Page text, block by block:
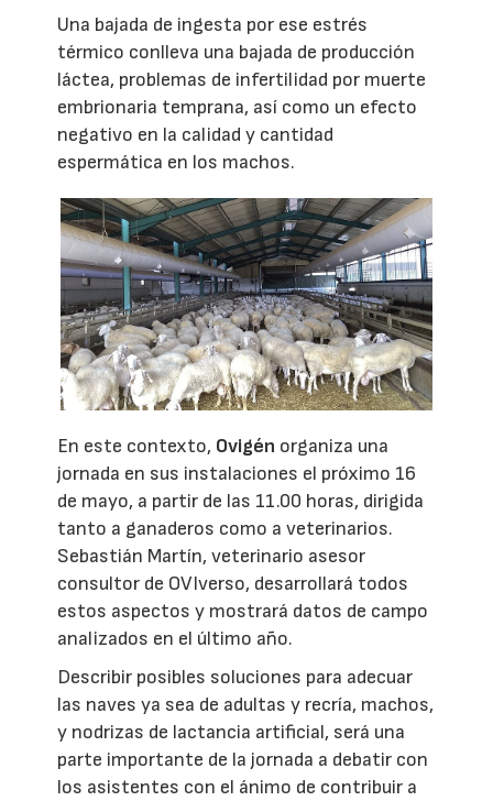
Una bajada de ingesta por ese estrés
térmico conlleva una bajada de producción
láctea, problemas de infertilidad por muerte
embrionaria temprana, así como un efecto
negativo en la calidad y cantidad
espermática en los machos.
En este contexto, Ovigén organiza una
jornada en sus instalaciones el próximo 16
de mayo, a partir de las 11.00 horas, dirigida
tanto a ganaderos como a veterinarios.
Sebastián Martín, veterinario asesor
consultor de OVIverso, desarrollará todos
estos aspectos y mostrará datos de campo
analizados en el último año.
Describir posibles soluciones para adecuar
las naves ya sea de adultas y recría, machos,
y nodrizas de lactancia artificial, será una
parte importante de la jornada a debatir con
los asistentes con el ánimo de contribuir a